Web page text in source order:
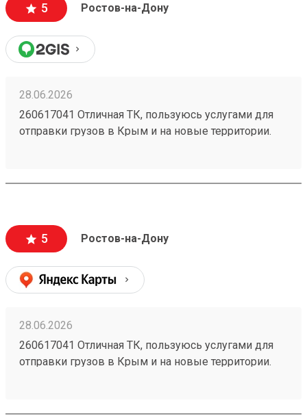
5 Ростов-на-Дону
28.06.2026
260617041 Отличная ТК, пользуюсь услугами для
отправки грузов в Крым и на новые территории.
отправления считаются хрупкими, повреждения
5 Ростов-на-Дону
28.06.2026
260617041 Отличная ТК, пользуюсь услугами для
отправки грузов в Крым и на новые территории.
отправления считаются хрупкими, повреждения